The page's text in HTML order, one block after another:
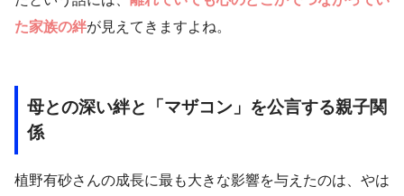
た家族の絆が見えてきますよね。
母との深い絆と「マザコン」を公言する親子関
係
植野有砂さんの成長に最も大きな影響を与えたのは、やは